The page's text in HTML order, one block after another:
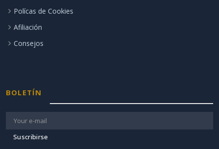
Polícas de Cookies
Afiliación
Consejos
BOLETÍN
Suscribirse